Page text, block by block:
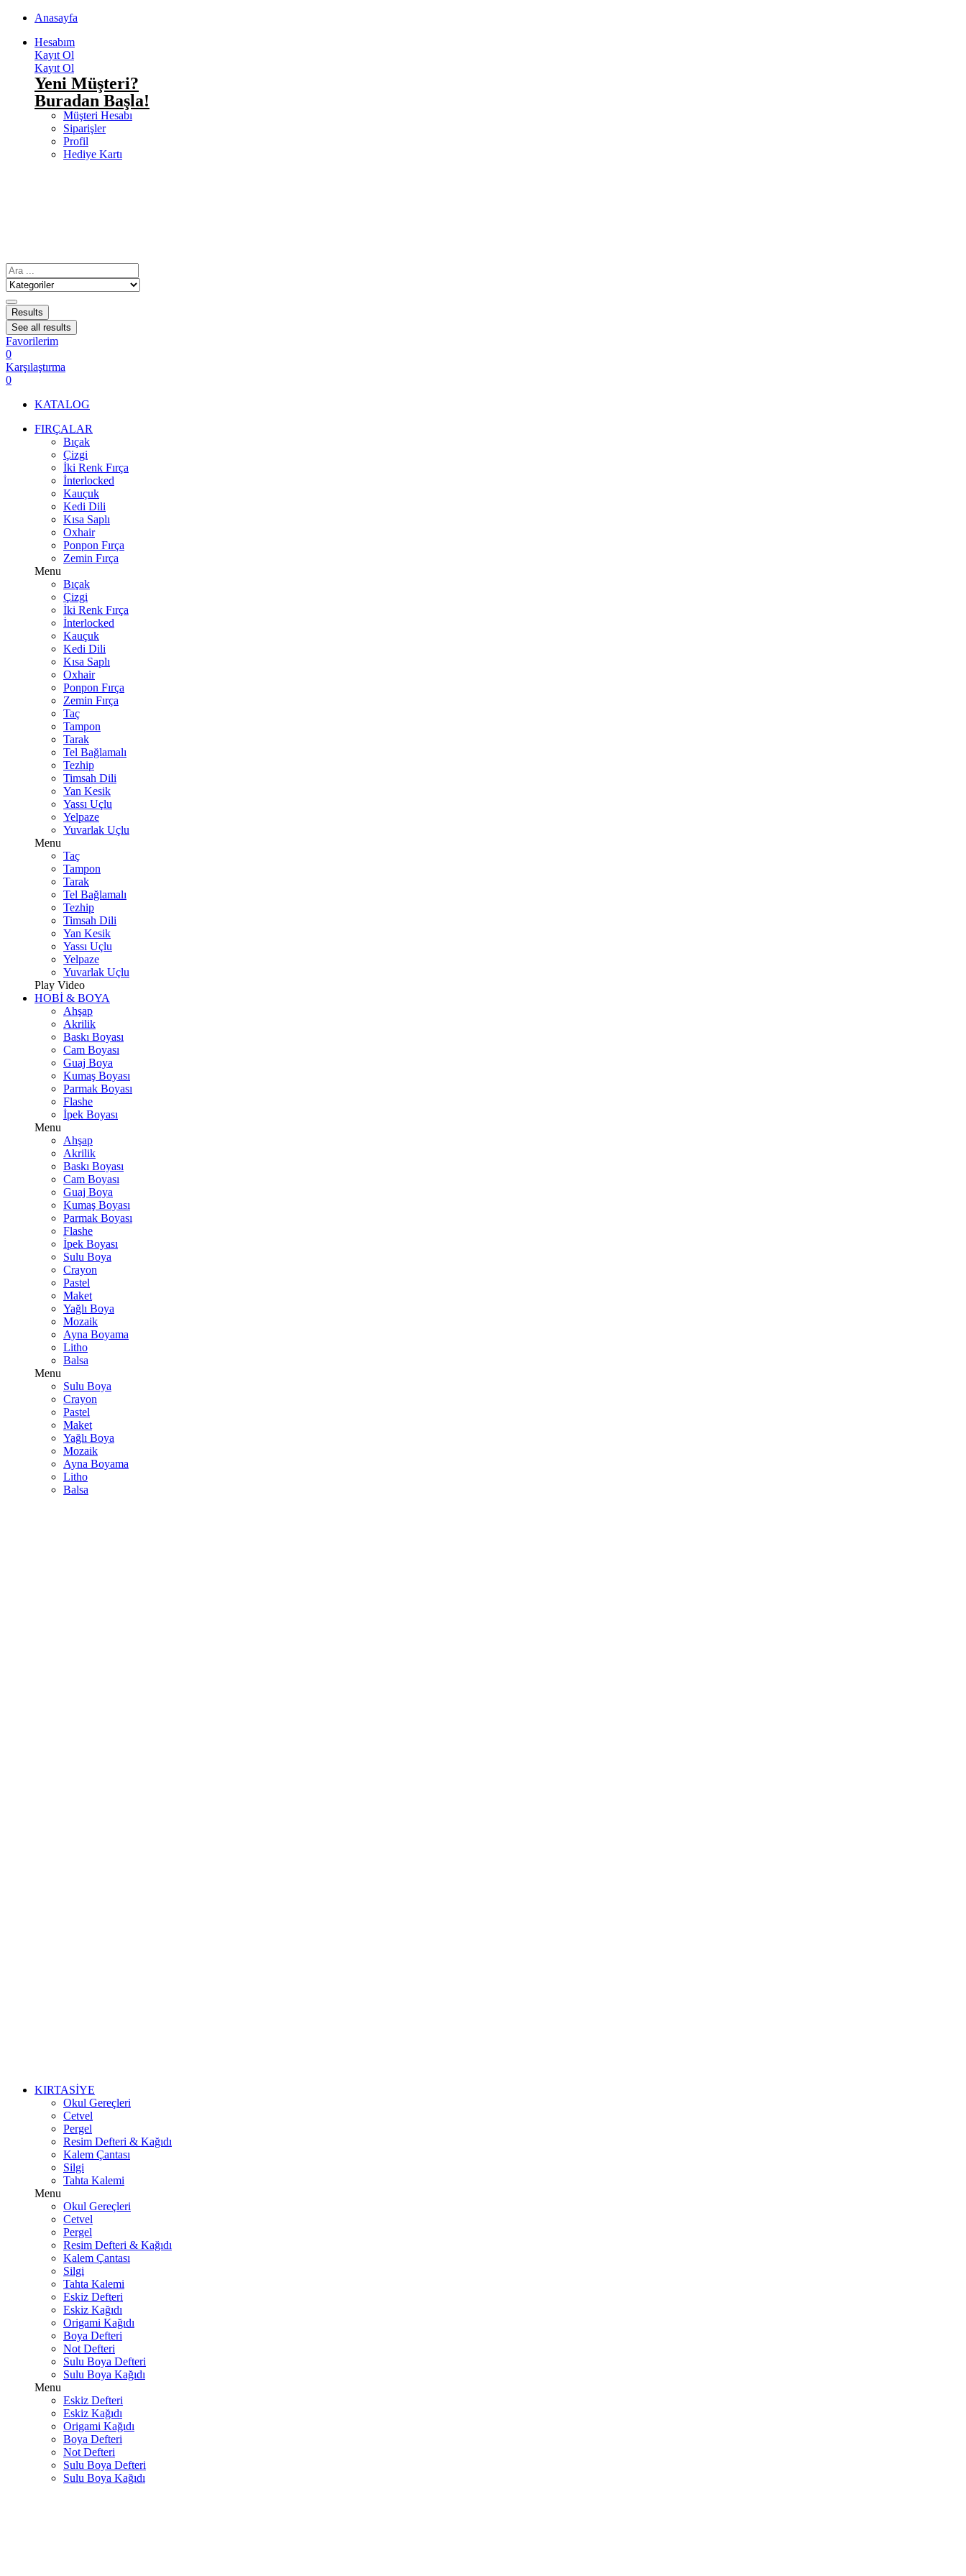
Anasayfa
Hesabım
Kayıt Ol
Kayıt Ol
Yeni Müşteri?
Buradan Başla!
Müşteri Hesabı
Siparişler
Profil
Hediye Kartı
Results
See all results
Favorilerim
0
Karşılaştırma
0
KATALOG
FIRÇALAR
Bıçak
Çizgi
İki Renk Fırça
İnterlocked
Kauçuk
Kedi Dili
Kısa Saplı
Oxhair
Ponpon Fırça
Zemin Fırça
Menu
Bıçak
Çizgi
İki Renk Fırça
İnterlocked
Kauçuk
Kedi Dili
Kısa Saplı
Oxhair
Ponpon Fırça
Zemin Fırça
Taç
Tampon
Tarak
Tel Bağlamalı
Tezhip
Timsah Dili
Yan Kesik
Yassı Uçlu
Yelpaze
Yuvarlak Uçlu
Menu
Taç
Tampon
Tarak
Tel Bağlamalı
Tezhip
Timsah Dili
Yan Kesik
Yassı Uçlu
Yelpaze
Yuvarlak Uçlu
Play Video
HOBİ & BOYA
Ahşap
Akrilik
Baskı Boyası
Cam Boyası
Guaj Boya
Kumaş Boyası
Parmak Boyası
Flashe
İpek Boyası
Menu
Ahşap
Akrilik
Baskı Boyası
Cam Boyası
Guaj Boya
Kumaş Boyası
Parmak Boyası
Flashe
İpek Boyası
Sulu Boya
Crayon
Pastel
Maket
Yağlı Boya
Mozaik
Ayna Boyama
Litho
Balsa
Menu
Sulu Boya
Crayon
Pastel
Maket
Yağlı Boya
Mozaik
Ayna Boyama
Litho
Balsa
KIRTASİYE
Okul Gereçleri
Cetvel
Pergel
Resim Defteri & Kağıdı
Kalem Çantası
Silgi
Tahta Kalemi
Menu
Okul Gereçleri
Cetvel
Pergel
Resim Defteri & Kağıdı
Kalem Çantası
Silgi
Tahta Kalemi
Eskiz Defteri
Eskiz Kağıdı
Origami Kağıdı
Boya Defteri
Not Defteri
Sulu Boya Defteri
Sulu Boya Kağıdı
Menu
Eskiz Defteri
Eskiz Kağıdı
Origami Kağıdı
Boya Defteri
Not Defteri
Sulu Boya Defteri
Sulu Boya Kağıdı